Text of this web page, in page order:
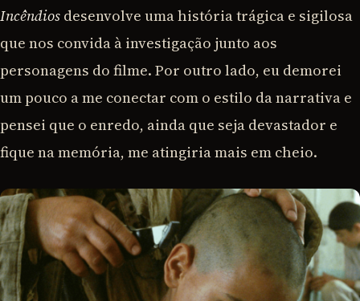
Incêndios desenvolve uma história trágica e sigilosa
que nos convida à investigação junto aos
personagens do filme. Por outro lado, eu demorei
um pouco a me conectar com o estilo da narrativa e
pensei que o enredo, ainda que seja devastador e
fique na memória, me atingiria mais em cheio.